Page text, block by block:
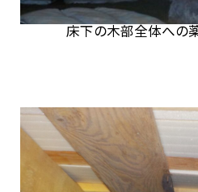
床下の木部全体への